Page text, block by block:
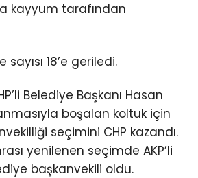
kayyum tarafından
sayısı 18’e geriledi.
Belediye Başkanı Hasan
boşalan koltuk için
seçimini CHP kazandı.
yenilenen seçimde AKP’li
başkanvekili oldu.